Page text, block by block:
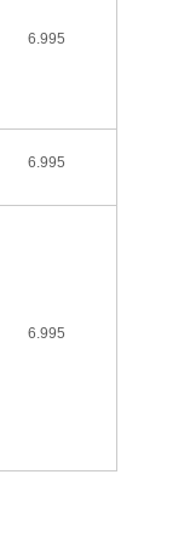
6.995
6.995
6.995